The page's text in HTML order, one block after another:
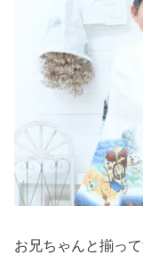
お兄ちゃんと揃っ